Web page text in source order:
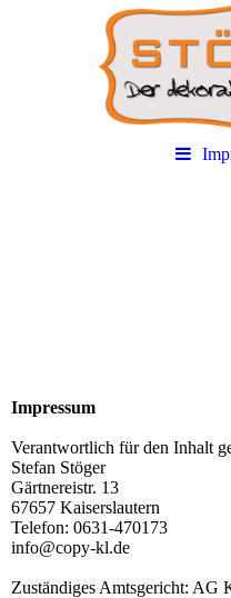
Impressum
Verantwortlich für den Inhalt
Stefan Stöger
Gärtnereistr. 13
67657 Kaiserslautern
Telefon: 0631-470173
info@copy-kl.de
Zuständiges Amtsgericht: AG